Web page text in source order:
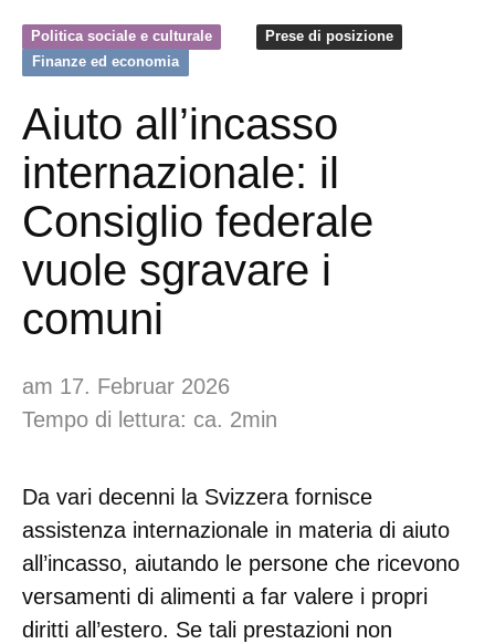
Politica sociale e culturale
Prese di posizione
Finanze ed economia
Aiuto all’incasso
internazionale: il
Consiglio federale
vuole sgravare i
comuni
am 17. Februar 2026
Tempo di lettura: ca. 2min
Da vari decenni la Svizzera fornisce
assistenza internazionale in materia di aiuto
all’incasso, aiutando le persone che ricevono
versamenti di alimenti a far valere i propri
diritti all’estero. Se tali prestazioni non